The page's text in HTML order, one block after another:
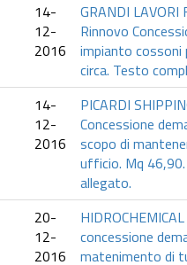
14-
12-
2016
GRANDI LAVORI
Rinnovo
impianto
circa. Testo
14-
12-
2016
PICARDI
Concessione
scopo di
ufficio. Mq
allegato.
20-
12-
2016
concessione
matenimento di